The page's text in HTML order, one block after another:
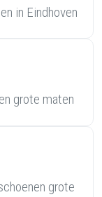
in Eindhoven
grote maten
grote